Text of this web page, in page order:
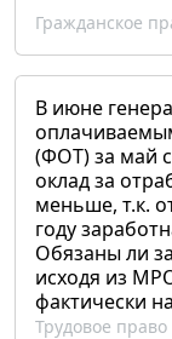
Гражданское
В июне
(ФОТ) за май
оклад за
меньше, т.к.
году
Обязаны ли
исходя из
фактически
Трудовое право